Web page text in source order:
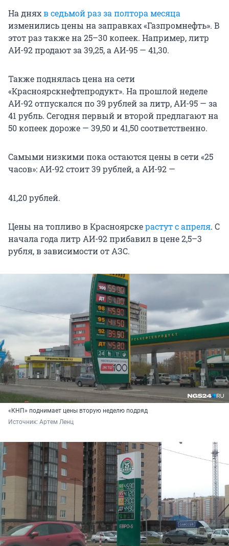
На дняхв седьмой раз за полтора месяца
изменились цены на заправках «Газпромнефть». В
этот раз также на 25–30 копеек. Например, литр
АИ-92 продают за 39,25, а АИ-95 — 41,30.
Также поднялась цена на сети
«Красноярскнефтепродукт». На прошлой неделе
АИ-92 отпускался по 39 рублей за литр, АИ-95 — за
41 рубль. Сегодня первый и второй предлагают на
50 копеек дороже — 39,50 и 41,50 соответственно.
Самыми низкими пока остаются цены в сети «25
часов»: АИ-92 стоит 39 рублей, а АИ-92 —
41,20 рублей.
Цены на топливо в Красноярскерастут с апреля. С
начала года литр АИ-92 прибавил в цене 2,5–3
рубля, в зависимости от АЗС.
«КНП» поднимает цены вторую неделю подряд
Источник: Артем Ленц